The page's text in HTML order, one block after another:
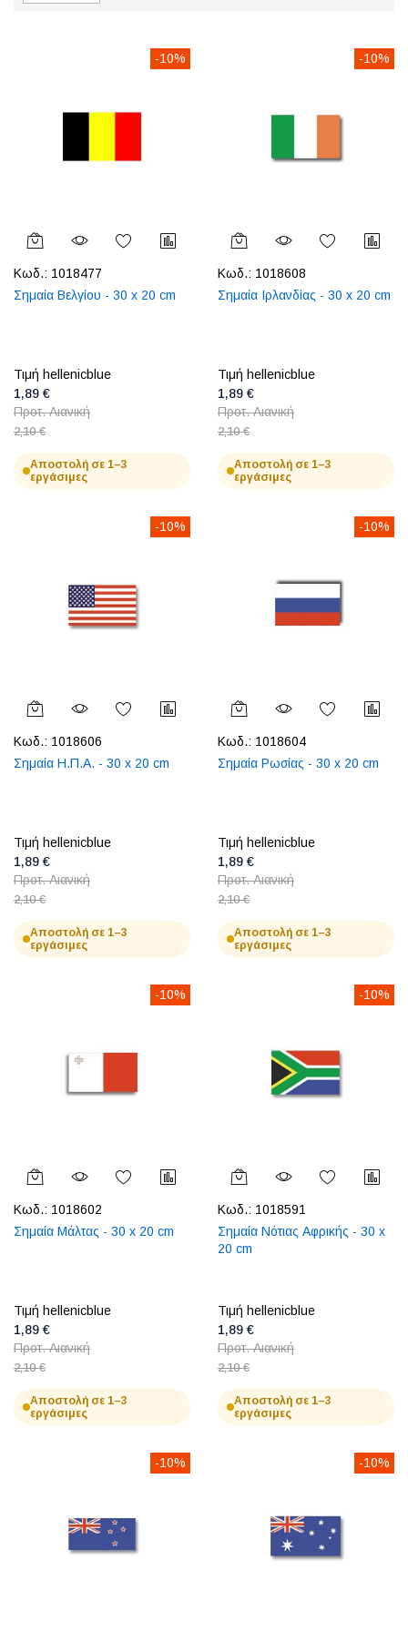
-10%
Κωδ.: 1018477
Σημαία Βελγίου - 30 x 20 cm
Τιμή hellenicblue
1,89 €
Προτ. Λιανική
2,10 €
Αποστολή σε 1–3
εργάσιμες
-10%
Κωδ.: 1018608
Σημαία Ιρλανδίας - 30 x 20 cm
Τιμή hellenicblue
1,89 €
Προτ. Λιανική
2,10 €
Αποστολή σε 1–3
εργάσιμες
-10%
Κωδ.: 1018606
Σημαία Η.Π.Α. - 30 x 20 cm
Τιμή hellenicblue
1,89 €
Προτ. Λιανική
2,10 €
Αποστολή σε 1–3
εργάσιμες
-10%
Κωδ.: 1018604
Σημαία Ρωσίας - 30 x 20 cm
Τιμή hellenicblue
1,89 €
Προτ. Λιανική
2,10 €
Αποστολή σε 1–3
εργάσιμες
-10%
Κωδ.: 1018602
Σημαία Μάλτας - 30 x 20 cm
Τιμή hellenicblue
1,89 €
Προτ. Λιανική
2,10 €
Αποστολή σε 1–3
εργάσιμες
-10%
Κωδ.: 1018591
Σημαία Νότιας Αφρικής - 30 x
20 cm
Τιμή hellenicblue
1,89 €
Προτ. Λιανική
2,10 €
Αποστολή σε 1–3
εργάσιμες
-10% -10%